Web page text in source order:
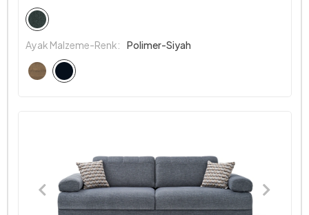
Ayak Malzeme-Renk: Polimer-Siyah